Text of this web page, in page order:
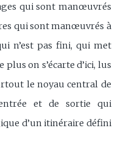
qui sont manœuvrés
qui sont manœuvrés à
n’est pas fini, qui met
on s’écarte d’ici, lus
le noyau central de
et de sortie qui
d’un itinéraire défini